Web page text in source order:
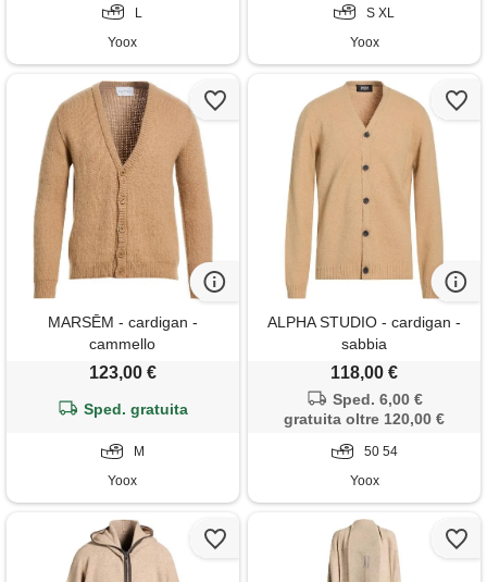
L
Yoox
S XL
Yoox
MARSĒM - cardigan -
cammello
123,00 €
Sped. gratuita
M
Yoox
ALPHA STUDIO - cardigan -
sabbia
118,00 €
Sped. 6,00 €
gratuita oltre 120,00 €
50 54
Yoox